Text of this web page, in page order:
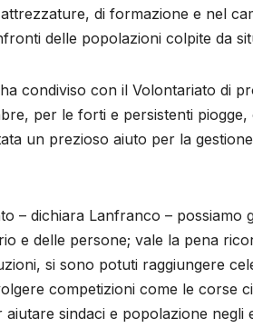
di formazione e nel
delle popolazioni colpite da
condiviso con il Volontariato di
per le forti e persistenti piogge,
un prezioso aiuto per la
– dichiara Lanfranco – possiamo
e delle persone; vale la pena
si sono potuti raggiungere
competizioni come le corse
aiutare sindaci e popolazione